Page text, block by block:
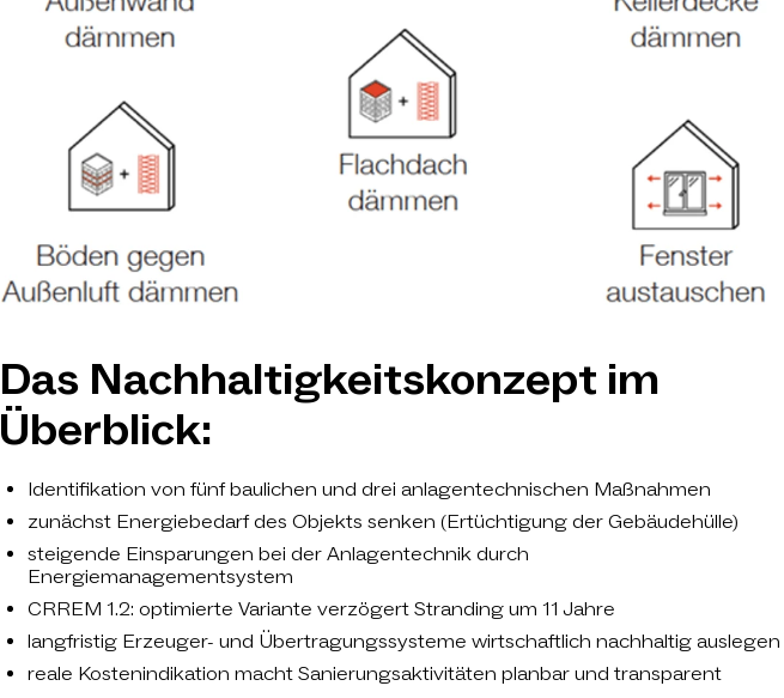
Das Nachhaltigkeitskonzept im
Überblick:
Identifikation von fünf baulichen und drei anlagentechnischen Maßnahmen
zunächst Energiebedarf des Objekts senken (Ertüchtigung der Gebäudehülle)
steigende Einsparungen bei der Anlagentechnik durch
Energiemanagementsystem
CRREM 1.2: optimierte Variante verzögert Stranding um 11 Jahre
langfristig Erzeuger- und Übertragungssysteme wirtschaftlich nachhaltig auslegen
reale Kostenindikation macht Sanierungsaktivitäten planbar und transparent